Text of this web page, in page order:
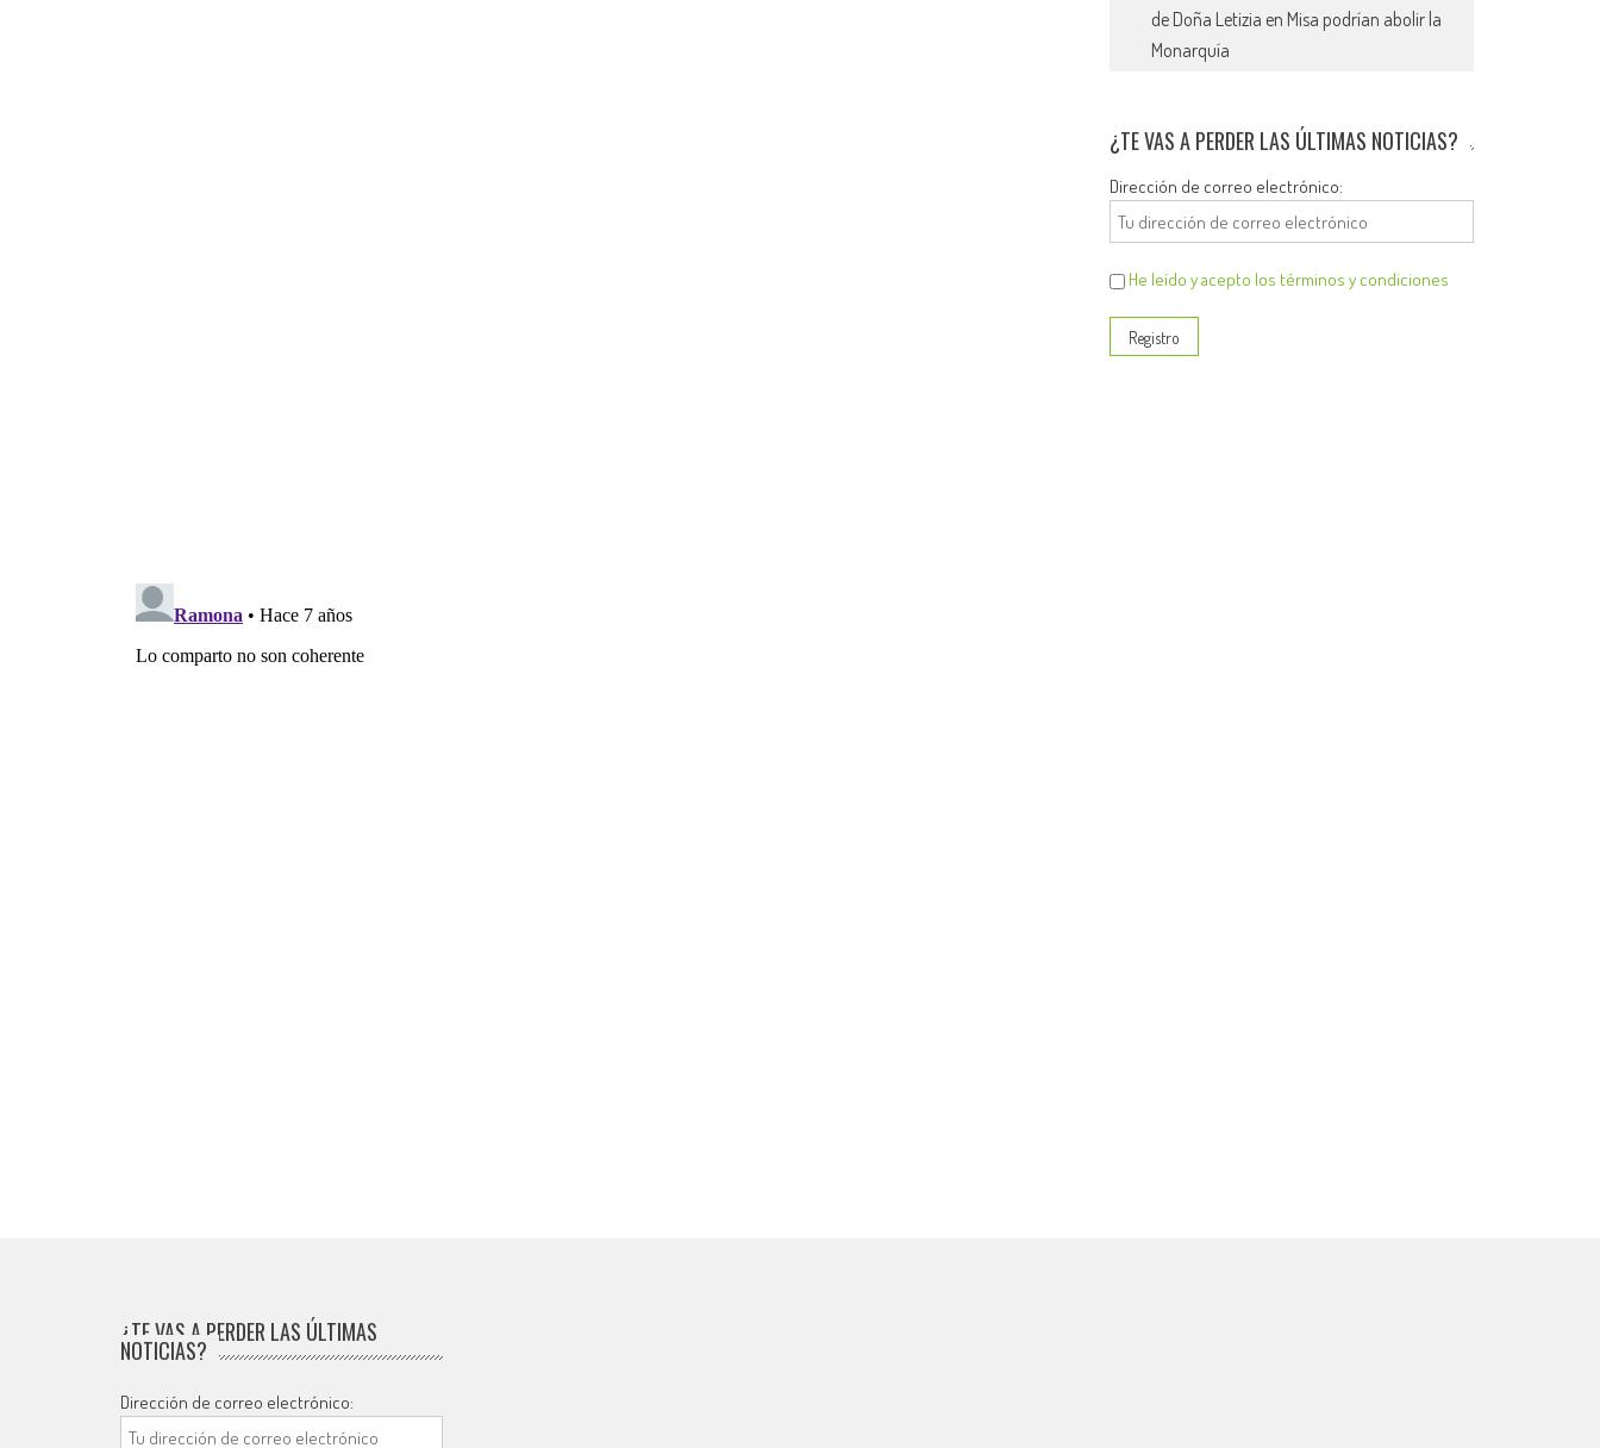
de Doña Letizia en Misa podrían abolir la
Monarquía
¿TE VAS A PERDER LAS ÚLTIMAS NOTICIAS?
Dirección de correo electrónico:
He leído y acepto los términos y condiciones
¿TE VAS A PERDER LAS ÚLTIMAS
NOTICIAS?
Dirección de correo electrónico: